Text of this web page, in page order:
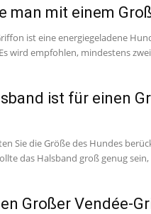
man mit einem
ist eine energiegeladene
wird empfohlen, mindestens
ist für einen
Sie die Größe des Hundes
das Halsband groß genug sein,
Großer Vendée-